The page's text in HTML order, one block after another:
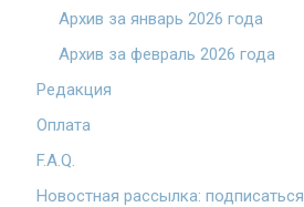
Архив за январь 2026 года
Архив за февраль 2026 года
Редакция
Оплата
F.A.Q.
Новостная рассылка: подписаться